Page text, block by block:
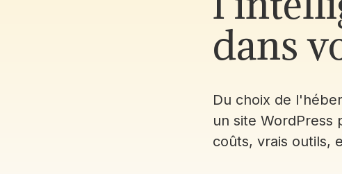
dans
Du choix de
un site WordPress
coûts, vrais outils,